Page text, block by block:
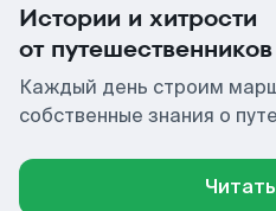
Истории и хитрости
от путешественников
Каждый день строим
собственные знания о